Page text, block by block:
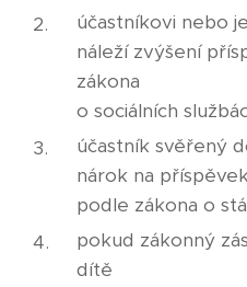
účastníkovi nebo
náleží zvýšení
zákona
o sociálních
účastník svěřený
nárok na
podle zákona o
pokud zákonný
dítě